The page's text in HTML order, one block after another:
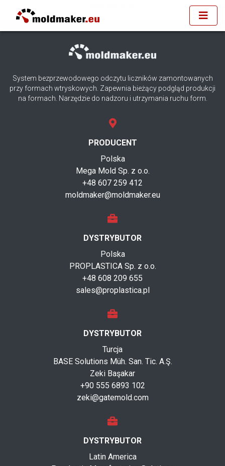
System bezprzewodowego odczytu liczników zamontowanych
przy formach wtryskowych. Zapewnia bieżący podgląd produkcji
na formach. Narzędzie do nadzoru i utrzymania ruchu form.
PRODUCENT
Polska
Mega Mold Sp. z o.o.
+48 607 259 412
moldmaker@moldmaker.eu
DYSTRYBUTOR
Polska
PROPLASTICA Sp. z o.o.
+48 608 209 655
sales@proplastica.pl
DYSTRYBUTOR
Turcja
BASE Solutions Müh. San. Tic. A.Ş.
Zeki Başakar
+90 555 6893 102
zeki@gatemold.com
DYSTRYBUTOR
Latin America